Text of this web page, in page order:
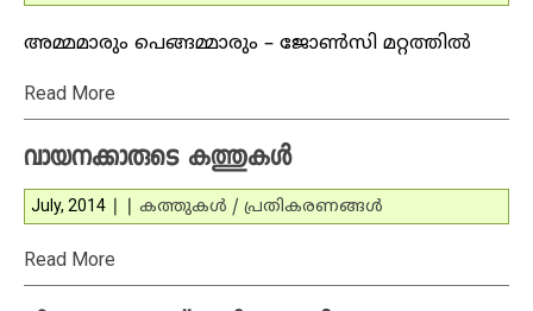
അമ്മമാരും പെങ്ങമ്മാരും – ജോണ്‍സി മറ്റത്തില്‍
Read More
വായനക്കാരുടെ കത്തുകള്‍
July, 2014 കത്തുകള്‍ / പ്രതികരണങ്ങള്‍
Read More